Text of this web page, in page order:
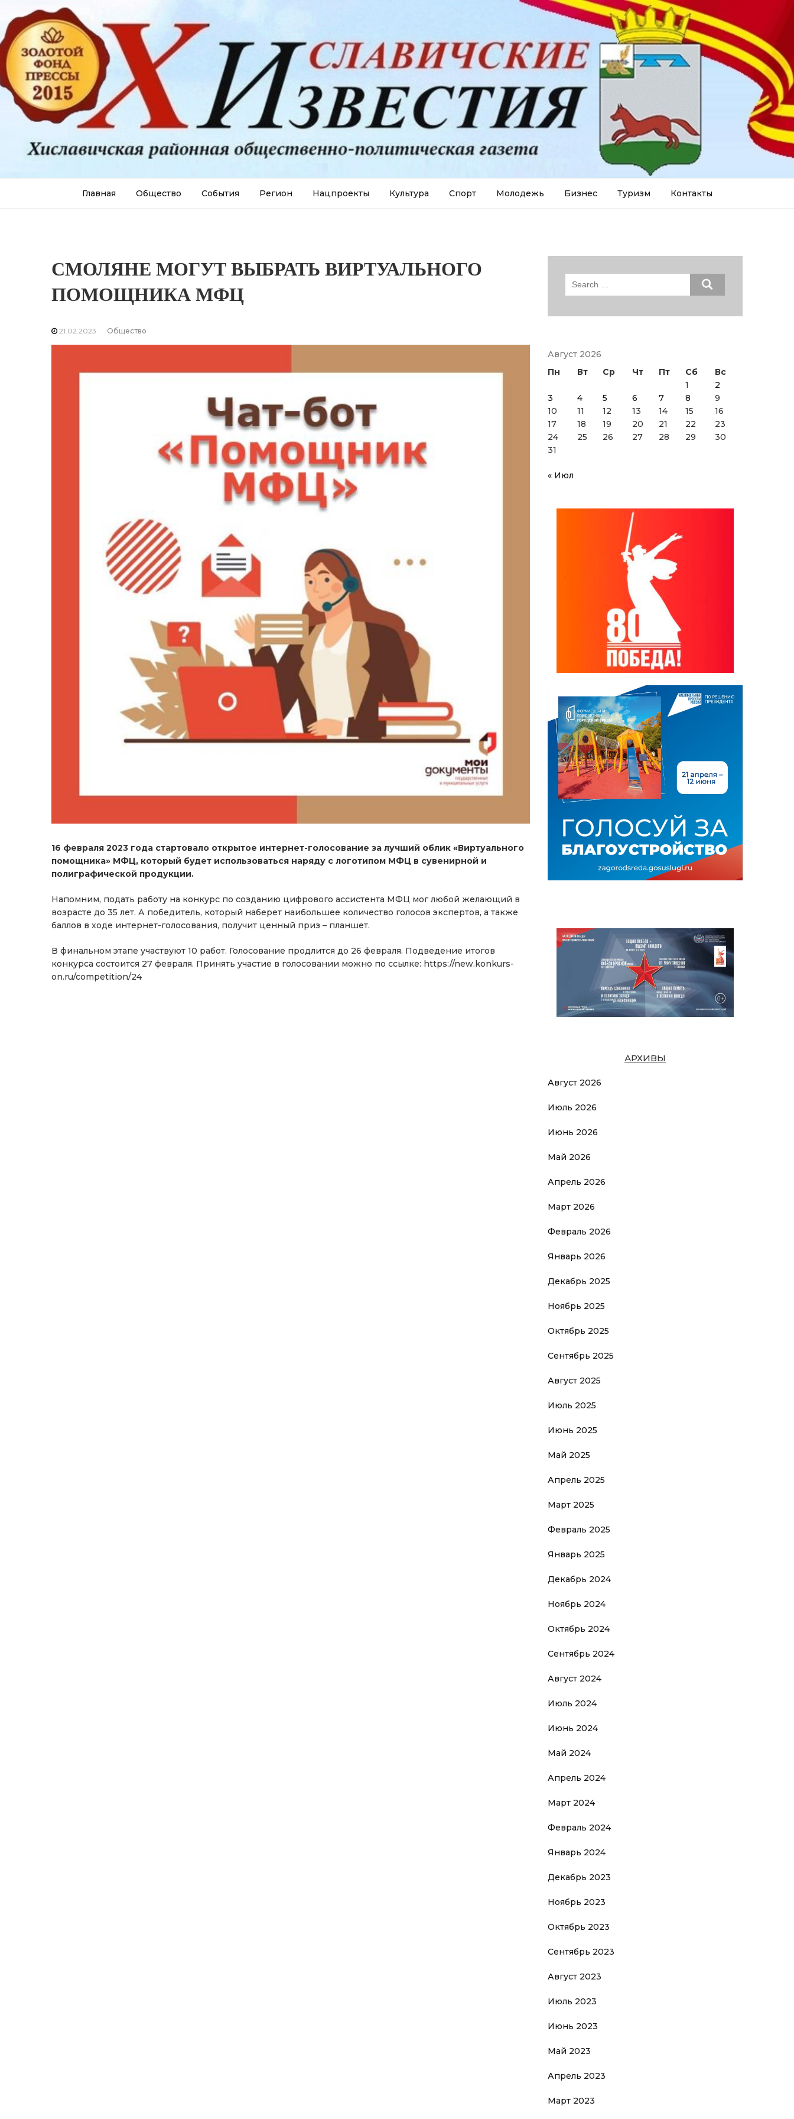
Главная Общество События Регион Нацпроекты Культура Спорт Молодежь Бизнес Туризм Контакты
СМОЛЯНЕ МОГУТ ВЫБРАТЬ ВИРТУАЛЬНОГО
ПОМОЩНИКА МФЦ
21.02.2023 Общество
16 февраля 2023 года стартовало открытое интернет-голосование за лучший облик «Виртуального
помощника» МФЦ, который будет использоваться наряду с логотипом МФЦ в сувенирной и
полиграфической продукции.
Напомним, подать работу на конкурс по созданию цифрового ассистента МФЦ мог любой желающий в
возрасте до 35 лет. А победитель, который наберет наибольшее количество голосов экспертов, а также
баллов в ходе интернет-голосования, получит ценный приз – планшет.
В финальном этапе участвуют 10 работ. Голосование продлится до 26 февраля. Подведение итогов
конкурса состоится 27 февраля. Принять участие в голосовании можно по ссылке: https://new.konkurs-
on.ru/competition/24
Search
Август 2026
Пн
Вт Ср Чт Пт Сб
Вс
1
2
3
4 5 6 7 8
9
10
11 12 13 14 15
16
17
18 19 20 21 22
23
24
25 26 27 28 29
30
31
« Июл
АРХИВЫ
Август 2026
Июль 2026
Июнь 2026
Май 2026
Апрель 2026
Март 2026
Февраль 2026
Январь 2026
Декабрь 2025
Ноябрь 2025
Октябрь 2025
Сентябрь 2025
Август 2025
Июль 2025
Июнь 2025
Май 2025
Апрель 2025
Март 2025
Февраль 2025
Январь 2025
Декабрь 2024
Ноябрь 2024
Октябрь 2024
Сентябрь 2024
Август 2024
Июль 2024
Июнь 2024
Май 2024
Апрель 2024
Март 2024
Февраль 2024
Январь 2024
Декабрь 2023
Ноябрь 2023
Октябрь 2023
Сентябрь 2023
Август 2023
Июль 2023
Июнь 2023
Май 2023
Апрель 2023
Март 2023